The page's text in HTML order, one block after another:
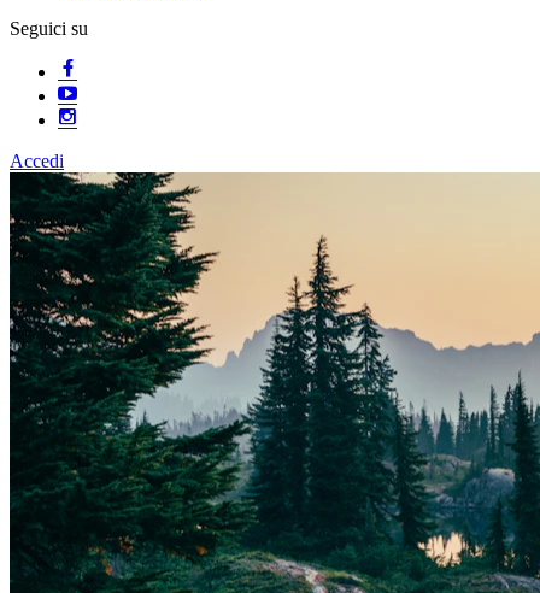
Seguici su
Accedi